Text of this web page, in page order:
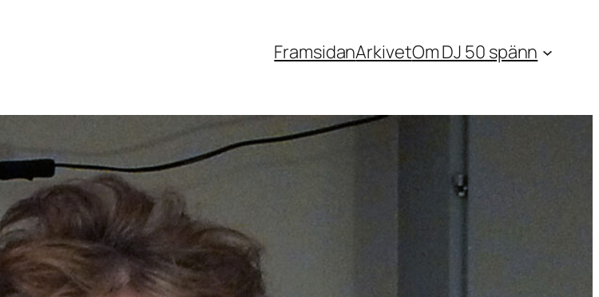
FramsidanArkivetOm DJ 50 spänn